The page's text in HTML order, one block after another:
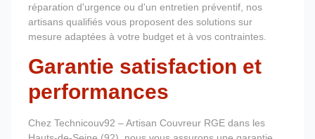
réparation d'urgence ou d'un entretien préventif, nos
artisans qualifiés vous proposent des solutions sur
mesure adaptées à votre budget et à vos contraintes.
Garantie satisfaction et
performances
Chez Technicouv92 – Artisan Couvreur RGE dans les